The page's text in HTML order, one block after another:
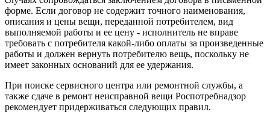
форме. Если договор не содержит точного наименования,
описания и цены вещи, переданной потребителем, вид
выполняемой работы и ее цену - исполнитель не вправе
требовать с потребителя какой-либо оплаты за произведенные
работы и должен вернуть потребителю вещь, поскольку не
имеет законных оснований для ее удержания.
При поиске сервисного центра или ремонтной службы, а
также сдаче в ремонт неисправной вещи Роспотребнадзор
рекомендует придерживаться следующих правил.